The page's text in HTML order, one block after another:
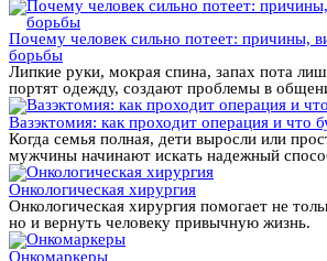
Почему человек сильно потеет: причины,
борьбы
Липкие руки, мокрая спина, запах пота
портят одежду, создают проблемы в
Вазэктомия: как проходит операция и что
Когда семья полная, дети выросли или
мужчины начинают искать надежный
Онкологическая хирургия
Онкологическая хирургия помогает не
но и вернуть человеку привычную жизнь.
Онкомаркеры